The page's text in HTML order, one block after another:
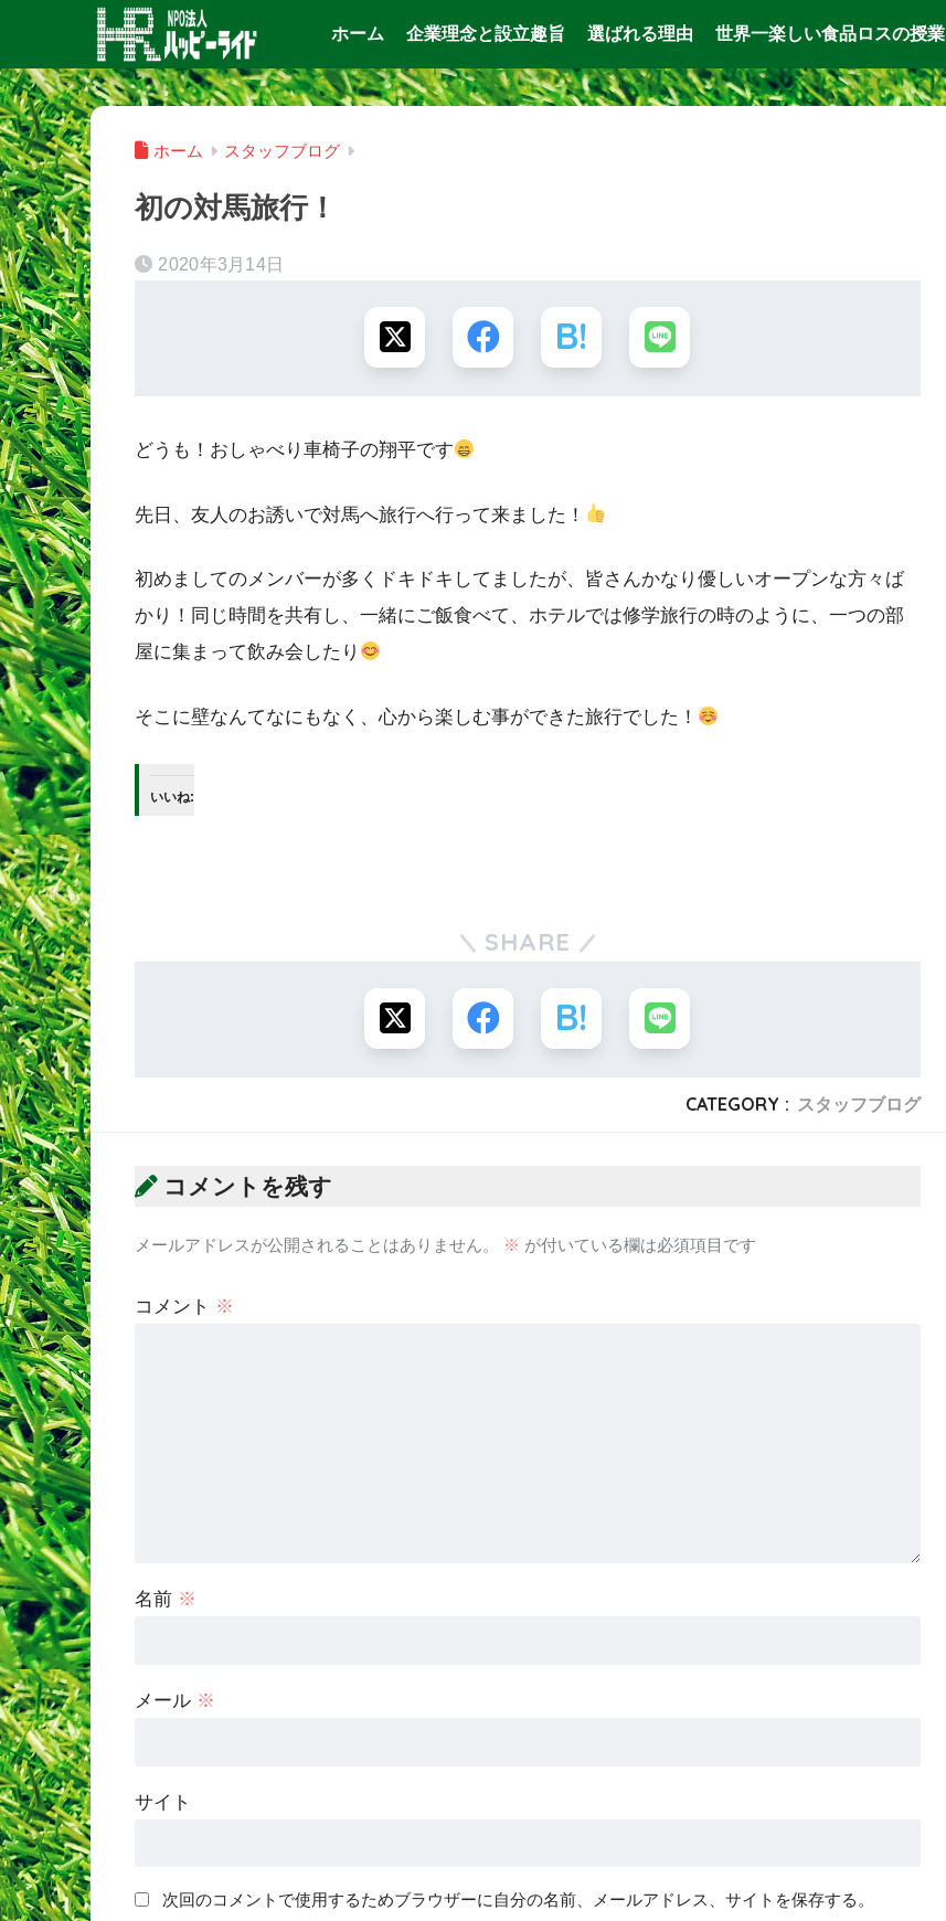
ホーム 企業理念と設立趣旨 選ばれる理由 世界一楽しい食品ロスの授業
ホーム スタッフブログ
初の対馬旅行！
2020年3月14日
どうも！おしゃべり車椅子の翔平です
先日、友人のお誘いで対馬へ旅行へ行って来ました！
初めましてのメンバーが多くドキドキしてましたが、皆さんかなり優しいオープンな方々ば
かり！同じ時間を共有し、一緒にご飯食べて、ホテルでは修学旅行の時のように、一つの部
屋に集まって飲み会したり
そこに壁なんてなにもなく、心から楽しむ事ができた旅行でした！
いいね:
SHARE
CATEGORY : スタッフブログ
コメントを残す
メールアドレスが公開されることはありません。 ※ が付いている欄は必須項目です
コメント ※
名前 ※
メール ※
サイト
次回のコメントで使用するためブラウザーに自分の名前、メールアドレス、サイトを保存する。